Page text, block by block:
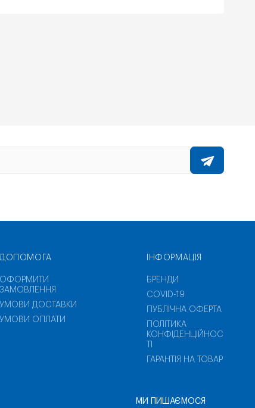
ДОПОМОГА
ОФОРМИТИ
ЗАМОВЛЕННЯ
УМОВИ ДОСТАВКИ
УМОВИ ОПЛАТИ
ІНФОРМАЦІЯ
БРЕНДИ
COVID-19
ПУБЛІЧНА ОФЕРТА
ПОЛІТИКА
КОНФІДЕНЦІЙНОС
ГАРАНТІЯ НА ТОВАР
МИ ПИШАЄМОСЯ